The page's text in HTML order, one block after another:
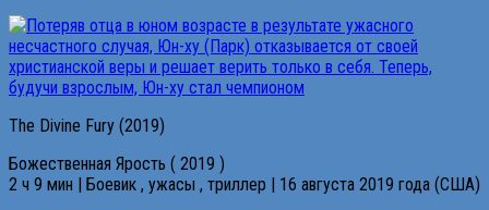
The Divine Fury (2019)
Божественная Ярость ( 2019 )
2 ч 9 мин | Боевик , ужасы , триллер | 16 августа 2019 года (США)